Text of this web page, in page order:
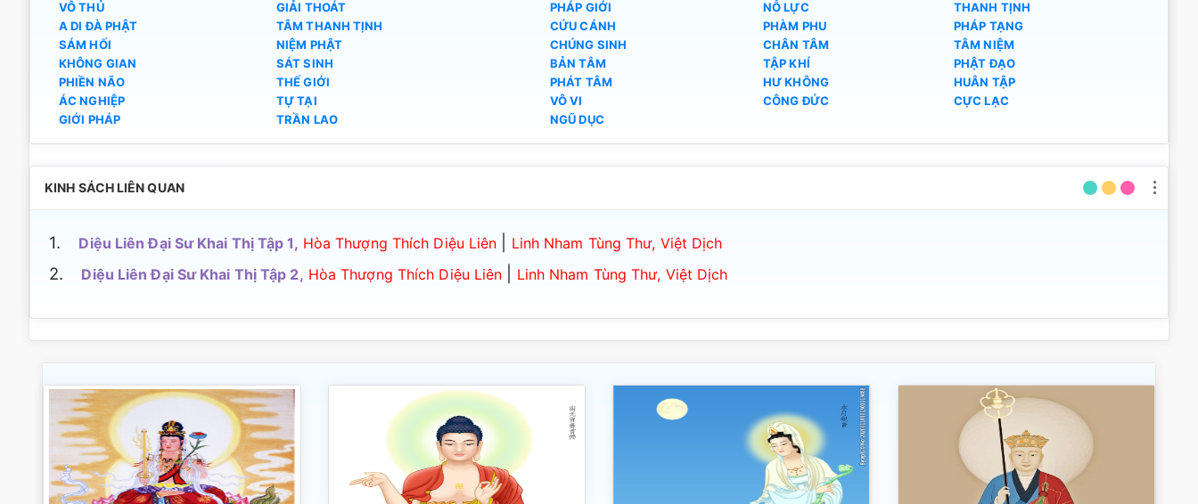
VÔ THỦ GIẢI THOÁT PHÁP GIỚI NỖ LỰC
THANH TỊNH
A DI ĐÀ PHẬT
TÂM THANH TỊNH CỨU CÁNH PHÀM PHU
PHÁP TẠNG
SÁM HỐI
NIỆM PHẬT CHÚNG SINH CHÂN TÂM
TÂM NIỆM
KHÔNG GIAN
SÁT SINH BẢN TÂM TẬP KHÍ
PHẬT ĐẠO
PHIỀN NÃO
THẾ GIỚI PHÁT TÂM HƯ KHÔNG
HUÂN TẬP
ÁC NGHIỆP
TỰ TẠI VÔ VI CÔNG ĐỨC
CỰC LẠC
GIỚI PHÁP
TRẦN LAO NGŨ DỤC
KINH SÁCH LIÊN QUAN
1. Diệu Liên Đại Sư Khai Thị Tập 1, Hòa Thượng Thích Diệu Liên Linh Nham Tùng Thư, Việt Dịch
2. Diệu Liên Đại Sư Khai Thị Tập 2, Hòa Thượng Thích Diệu Liên Linh Nham Tùng Thư, Việt Dịch